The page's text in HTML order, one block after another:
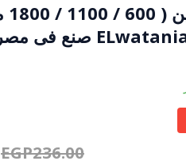
EGP236.00